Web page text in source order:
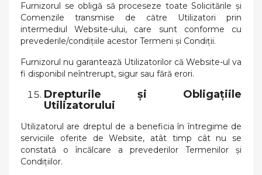
Furnizorul se obligă să proceseze toate Solicitările și
Comenzile transmise de către Utilizatori prin
intermediul Website-ului, care sunt conforme cu
prevederile/condițiile acestor Termeni și Condiții.
Furnizorul nu garantează Utilizatorilor că Website-ul va
fi disponibil neîntrerupt, sigur sau fără erori.
Drepturile și Obligațiile
Utilizatorului
Utilizatorul are dreptul de a beneficia în întregime de
serviciile oferite de Website, atât timp cât nu se
constată o încălcare a prevederilor Termenilor și
Condițiilor.